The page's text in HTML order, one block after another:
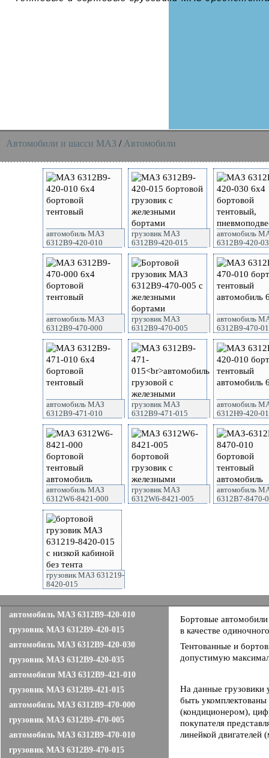
Автомобили и шасси MAЗ / Автомобили
автомобиль МАЗ
6312B9-420-010
грузовик МАЗ
6312B9-420-015
автомобиль
6312B9-420-
автомобиль МАЗ
6312B9-470-000
грузовик МАЗ
6312B9-470-005
автомобиль
6312B9-470-
автомобиль МАЗ
6312B9-471-010
грузовик МАЗ
6312B9-471-015
автомобиль
6312Н9-420-
автомобиль МАЗ
6312W6-8421-000
грузовик МАЗ
6312W6-8421-005
автомобиль
6312В7-8470-
грузовик МАЗ 631219-
8420-015
автомобиль МАЗ 6312B9-420-010
грузовик МАЗ 6312B9-420-015
автомобиль МАЗ 6312B9-420-030
грузовик МАЗ 6312B9-420-035
автомобили МАЗ 6312B9-421-010
грузовик МАЗ 6312B9-421-015
автомобиль МАЗ 6312B9-470-000
грузовик МАЗ 6312B9-470-005
автомобиль МАЗ 6312B9-470-010
грузовик МАЗ 6312B9-470-015
Бортовые
в качестве
Тентованные и
допустимую
На данные грузовики
быть
(кондиционером),
покупателя
линейкой